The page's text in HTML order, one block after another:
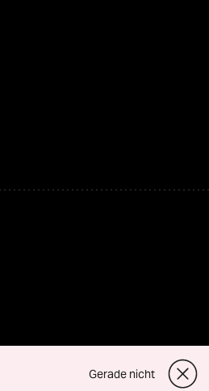
Gerade nicht